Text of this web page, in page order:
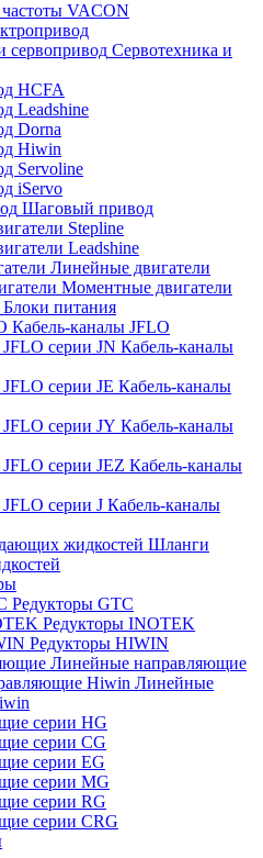
VACON
Сервотехника и
HCFA
Leadshine
Dorna
Hiwin
Servoline
iServo
Шаговый привод
Stepline
Leadshine
Линейные двигатели
Моментные двигатели
Блоки питания
Кабель-каналы JFLO
Кабель-каналы
Кабель-каналы
Кабель-каналы
Кабель-каналы
Кабель-каналы
Шланги
Редукторы GTC
Редукторы INOTEK
Редукторы HIWIN
Линейные направляющие
Линейные
серии HG
серии CG
серии EG
серии MG
серии RG
серии CRG